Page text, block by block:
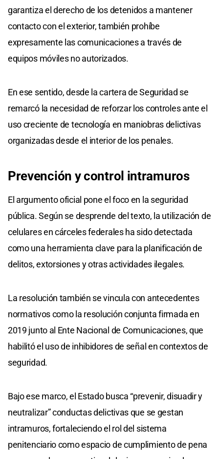
garantiza el derecho de los detenidos a mantener
contacto con el exterior, también prohíbe
expresamente las comunicaciones a través de
equipos móviles no autorizados.
En ese sentido, desde la cartera de Seguridad se
remarcó la necesidad de reforzar los controles ante el
uso creciente de tecnología en maniobras delictivas
organizadas desde el interior de los penales.
Prevención y control intramuros
El argumento oficial pone el foco en la seguridad
pública. Según se desprende del texto, la utilización de
celulares en cárceles federales ha sido detectada
como una herramienta clave para la planificación de
delitos, extorsiones y otras actividades ilegales.
La resolución también se vincula con antecedentes
normativos como la resolución conjunta firmada en
2019 junto al Ente Nacional de Comunicaciones, que
habilitó el uso de inhibidores de señal en contextos de
seguridad.
Bajo ese marco, el Estado busca “prevenir, disuadir y
neutralizar” conductas delictivas que se gestan
intramuros, fortaleciendo el rol del sistema
penitenciario como espacio de cumplimiento de pena